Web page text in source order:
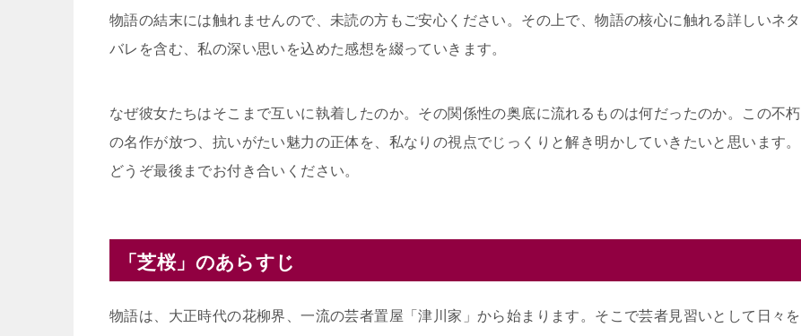
物語の結末には触れませんので、未読の方もご安心ください。その上で、物語の核心に触れる詳しいネタ
バレを含む、私の深い思いを込めた感想を綴っていきます。
なぜ彼女たちはそこまで互いに執着したのか。その関係性の奥底に流れるものは何だったのか。この不朽
の名作が放つ、抗いがたい魅力の正体を、私なりの視点でじっくりと解き明かしていきたいと思います。
どうぞ最後までお付き合いください。
「芝桜」のあらすじ
物語は、大正時代の花柳界、一流の芸者置屋「津川家」から始まります。そこで芸者見習いとして日々を